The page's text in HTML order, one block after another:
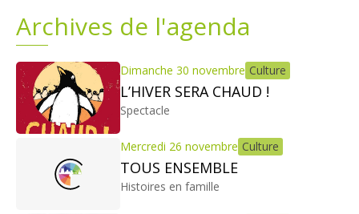
Archives de l'agenda
Dimanche 30 novembre Culture
L’HIVER SERA CHAUD !
Spectacle
Mercredi 26 novembre Culture
TOUS ENSEMBLE
Histoires en famille
Plans
Demandes légales
Emploi
Grands projets